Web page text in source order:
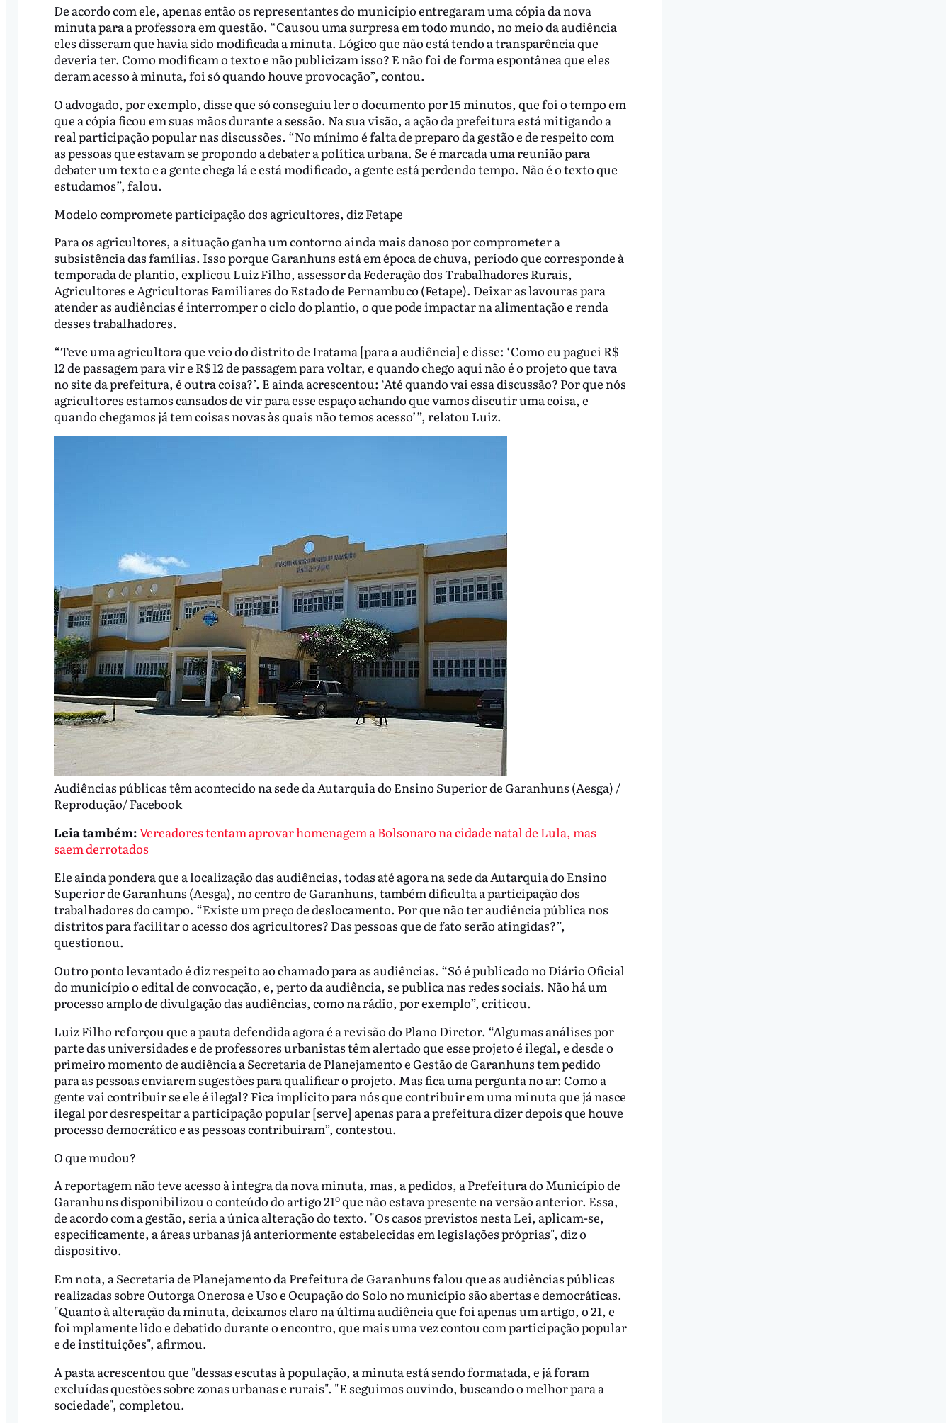
De acordo com ele, apenas então os representantes do município entregaram uma cópia da nova
minuta para a professora em questão. “Causou uma surpresa em todo mundo, no meio da audiência
eles disseram que havia sido modificada a minuta. Lógico que não está tendo a transparência que
deveria ter. Como modificam o texto e não publicizam isso? E não foi de forma espontânea que eles
deram acesso à minuta, foi só quando houve provocação”, contou.
O advogado, por exemplo, disse que só conseguiu ler o documento por 15 minutos, que foi o tempo em
que a cópia ficou em suas mãos durante a sessão. Na sua visão, a ação da prefeitura está mitigando a
real participação popular nas discussões. “No mínimo é falta de preparo da gestão e de respeito com
as pessoas que estavam se propondo a debater a política urbana. Se é marcada uma reunião para
debater um texto e a gente chega lá e está modificado, a gente está perdendo tempo. Não é o texto que
estudamos”, falou.
Modelo compromete participação dos agricultores, diz Fetape
Para os agricultores, a situação ganha um contorno ainda mais danoso por comprometer a
subsistência das famílias. Isso porque Garanhuns está em época de chuva, período que corresponde à
temporada de plantio, explicou Luiz Filho, assessor da Federação dos Trabalhadores Rurais,
Agricultores e Agricultoras Familiares do Estado de Pernambuco (Fetape). Deixar as lavouras para
atender as audiências é interromper o ciclo do plantio, o que pode impactar na alimentação e renda
desses trabalhadores.
“Teve uma agricultora que veio do distrito de Iratama [para a audiência] e disse: ‘Como eu paguei R$
12 de passagem para vir e R$ 12 de passagem para voltar, e quando chego aqui não é o projeto que tava
no site da prefeitura, é outra coisa?’. E ainda acrescentou: ‘Até quando vai essa discussão? Por que nós
agricultores estamos cansados de vir para esse espaço achando que vamos discutir uma coisa, e
quando chegamos já tem coisas novas às quais não temos acesso’”, relatou Luiz.
Audiências públicas têm acontecido na sede da Autarquia do Ensino Superior de Garanhuns (Aesga) /
Reprodução/ Facebook
Leia também:Vereadores tentam aprovar homenagem a Bolsonaro na cidade natal de Lula, mas
saem derrotados
Ele ainda pondera que a localização das audiências, todas até agora na sede da Autarquia do Ensino
Superior de Garanhuns (Aesga), no centro de Garanhuns, também dificulta a participação dos
trabalhadores do campo. “Existe um preço de deslocamento. Por que não ter audiência pública nos
distritos para facilitar o acesso dos agricultores? Das pessoas que de fato serão atingidas?”,
questionou.
Outro ponto levantado é diz respeito ao chamado para as audiências. “Só é publicado no Diário Oficial
do município o edital de convocação, e, perto da audiência, se publica nas redes sociais. Não há um
processo amplo de divulgação das audiências, como na rádio, por exemplo”, criticou.
Luiz Filho reforçou que a pauta defendida agora é a revisão do Plano Diretor. “Algumas análises por
parte das universidades e de professores urbanistas têm alertado que esse projeto é ilegal, e desde o
primeiro momento de audiência a Secretaria de Planejamento e Gestão de Garanhuns tem pedido
para as pessoas enviarem sugestões para qualificar o projeto. Mas fica uma pergunta no ar: Como a
gente vai contribuir se ele é ilegal? Fica implícito para nós que contribuir em uma minuta que já nasce
ilegal por desrespeitar a participação popular [serve] apenas para a prefeitura dizer depois que houve
processo democrático e as pessoas contribuiram”, contestou.
O que mudou?
A reportagem não teve acesso à integra da nova minuta, mas, a pedidos, a Prefeitura do Município de
Garanhuns disponibilizou o conteúdo do artigo 21º que não estava presente na versão anterior. Essa,
de acordo com a gestão, seria a única alteração do texto. "Os casos previstos nesta Lei, aplicam-se,
especificamente, a áreas urbanas já anteriormente estabelecidas em legislações próprias", diz o
dispositivo.
Em nota, a Secretaria de Planejamento da Prefeitura de Garanhuns falou que as audiências públicas
realizadas sobre Outorga Onerosa e Uso e Ocupação do Solo no município são abertas e democráticas.
"Quanto à alteração da minuta, deixamos claro na última audiência que foi apenas um artigo, o 21, e
foi mplamente lido e debatido durante o encontro, que mais uma vez contou com participação popular
e de instituições", afirmou.
A pasta acrescentou que "dessas escutas à população, a minuta está sendo formatada, e já foram
excluídas questões sobre zonas urbanas e rurais". "E seguimos ouvindo, buscando o melhor para a
sociedade", completou.